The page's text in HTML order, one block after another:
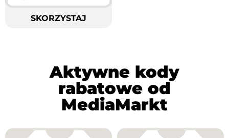
SKORZYSTAJ
Aktywne kody
rabatowe od
MediaMarkt